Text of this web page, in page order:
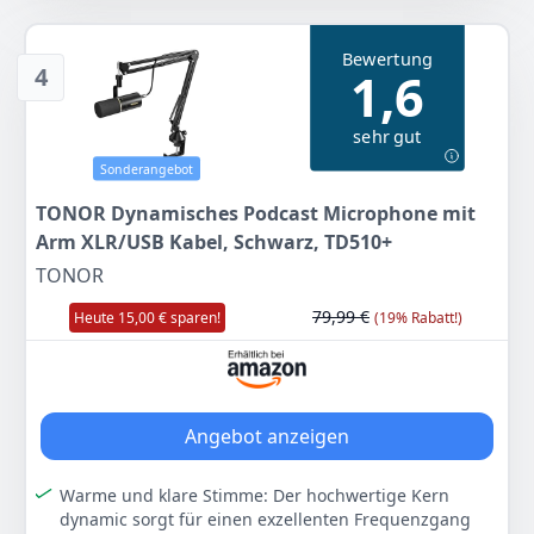
Class Compliant - wird sofort vom Rechner erkannt
3,5 mm Kopfhörerausgang (stereo) mit
Lautstärkeregler
Integrierter DSP mit APHEX Audio Processing
Schwenkbares Mikrofongehäuse mit Gabelhalterung
und abnehmbarer magnetischer Tischsockel
Ideal für eine Vielzahl von Anwendungen: von
Podcasts und Musikaufnahmen bis hin zu Zoom-
Gesprächen
Farbe
00 €
Anzeigen
4
Sonderangebot
Bewertung
1,6
sehr gut
TONOR Dynamisches Podcast Microphone mit
Arm XLR/USB Kabel, Schwarz, TD510+
TONOR
Heute 15,00 € sparen! 79,99 € (19% Rabatt!)
Angebot anzeigen
Warme und klare Stimme: Der hochwertige Kern
dynamic sorgt für einen exzellenten Frequenzgang